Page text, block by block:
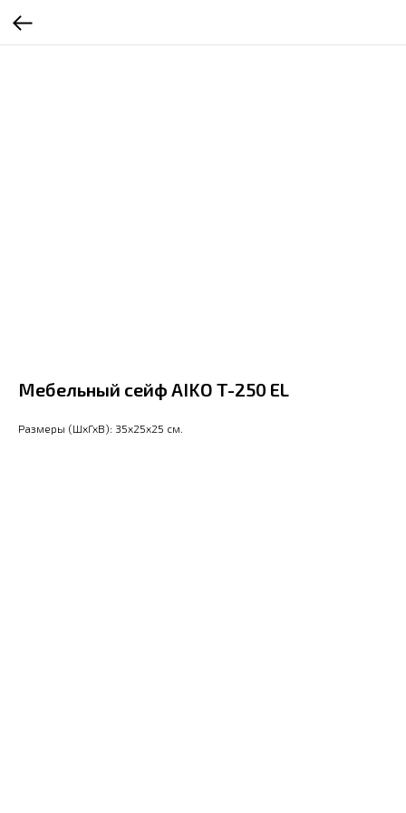
Мебельный сейф AIKO T-250 EL
Размеры (ШхГхВ): 35x25x25 см.